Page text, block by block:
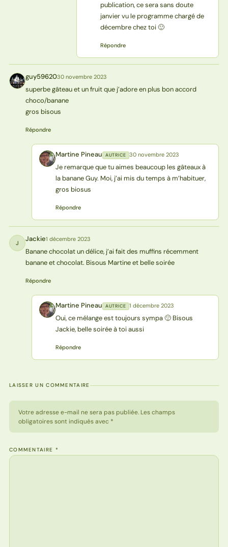
publication, ce sera sans doute
janvier vu le programme chargé de
décembre chez toi 🙂
Répondre
G guy5962030 novembre 2023
superbe gâteau et un fruit que j’adore en plus bon accord
choco/banane
gros bisous
Répondre
MP Martine Pineau AUTRICE 30 novembre 2023
Je remarque que tu aimes beaucoup les gâteaux à
la banane Guy. Moi, j’ai mis du temps à m’habituer,
gros biosus
Répondre
J Jackie1 décembre 2023
Banane chocolat un délice, j’ai fait des muffins récemment
banane et chocolat. Bisous Martine et belle soirée
Répondre
MP Martine Pineau AUTRICE 1 décembre 2023
Oui, ce mélange est toujours sympa 🙂 Bisous
Jackie, belle soirée à toi aussi
Répondre
LAISSER UN COMMENTAIRE
Votre adresse e-mail ne sera pas publiée. Les champs
obligatoires sont indiqués avec *
COMMENTAIRE *